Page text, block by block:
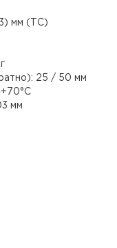
мм (ТC)
25 / 50 мм
мм